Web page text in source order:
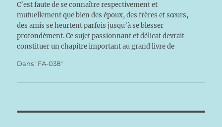
C’est faute de se connaître respectivement et
mutuellement que bien des époux, des frères et sœurs,
des amis se heurtent parfois jusqu’à se blesser
profondément. Ce sujet passionnant et délicat devrait
constituer un chapitre important au grand livre de
générales, qui guideront peut-être les…
Dans "FA-038"